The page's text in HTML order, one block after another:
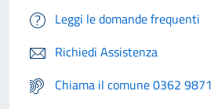
Leggi le domande frequenti
Richiedi Assistenza
Chiama il comune 0362 9871